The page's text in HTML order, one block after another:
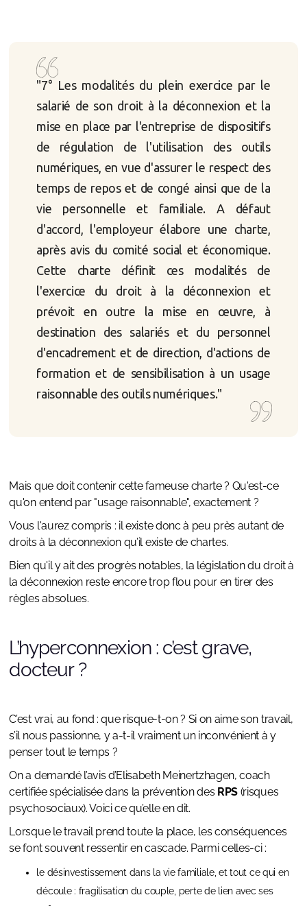
"7° Les modalités du plein exercice par le
salarié de son droit à la déconnexion et la
mise en place par l'entreprise de dispositifs
de régulation de l'utilisation des outils
numériques, en vue d'assurer le respect des
temps de repos et de congé ainsi que de la
vie personnelle et familiale. A défaut
d'accord, l'employeur élabore une charte,
après avis du comité social et économique.
Cette charte définit ces modalités de
l'exercice du droit à la déconnexion et
prévoit en outre la mise en œuvre, à
destination des salariés et du personnel
d'encadrement et de direction, d'actions de
formation et de sensibilisation à un usage
raisonnable des outils numériques."
Mais que doit contenir cette fameuse charte ? Qu'est-ce
qu'on entend par "usage raisonnable", exactement ?
Vous l'aurez compris : il existe donc à peu près autant de
droits à la déconnexion qu’il existe de chartes.
Bien qu'il y ait des progrès notables, la législation du droit à
la déconnexion reste encore trop flou pour en tirer des
règles absolues.
L’hyperconnexion : c’est grave,
docteur ?
C’est vrai, au fond : que risque-t-on ? Si on aime son travail,
s’il nous passionne, y a-t-il vraiment un inconvénient à y
penser tout le temps ?
On a demandé l’avis d’Elisabeth Meinertzhagen, coach
certifiée spécialisée dans la prévention des RPS (risques
psychosociaux). Voici ce qu’elle en dit.
Lorsque le travail prend toute la place, les conséquences
se font souvent ressentir en cascade. Parmi celles-ci :
le désinvestissement dans la vie familiale, et tout ce qui en
découle : fragilisation du couple, perte de lien avec ses